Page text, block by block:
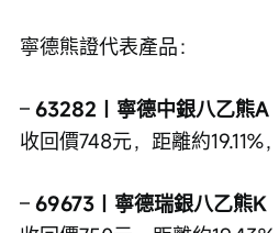
寧德熊證代表產品：
– 63282｜寧德中銀八乙熊A
收回價748元，距離約19.11%
– 69673｜寧德瑞銀八乙熊K